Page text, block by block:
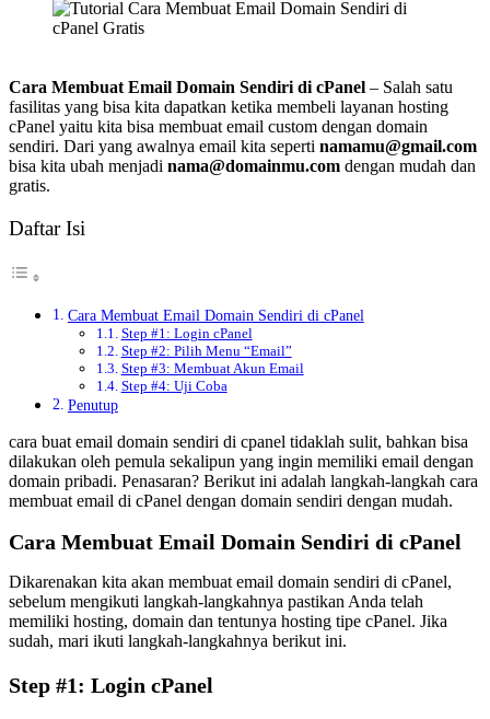
Cara Membuat Email Domain Sendiri di cPanel – Salah satu
fasilitas yang bisa kita dapatkan ketika membeli layanan hosting
cPanel yaitu kita bisa membuat email custom dengan domain
sendiri. Dari yang awalnya email kita seperti namamu@gmail.com
bisa kita ubah menjadi nama@domainmu.com dengan mudah dan
gratis.
Daftar Isi
Cara Membuat Email Domain Sendiri di cPanel
Step #1: Login cPanel
Step #2: Pilih Menu “Email”
Step #3: Membuat Akun Email
Step #4: Uji Coba
Penutup
cara buat email domain sendiri di cpanel tidaklah sulit, bahkan bisa
dilakukan oleh pemula sekalipun yang ingin memiliki email dengan
domain pribadi. Penasaran? Berikut ini adalah langkah-langkah cara
membuat email di cPanel dengan domain sendiri dengan mudah.
Cara Membuat Email Domain Sendiri di cPanel
Dikarenakan kita akan membuat email domain sendiri di cPanel,
sebelum mengikuti langkah-langkahnya pastikan Anda telah
memiliki hosting, domain dan tentunya hosting tipe cPanel. Jika
sudah, mari ikuti langkah-langkahnya berikut ini.
Step #1: Login cPanel